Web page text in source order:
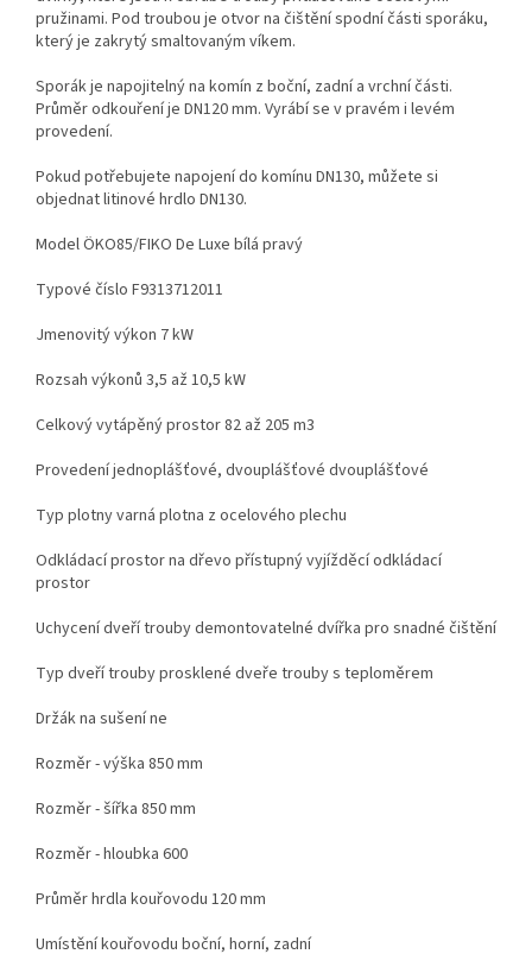
pružinami. Pod troubou je otvor na čištění spodní části sporáku,
který je zakrytý smaltovaným víkem.
Sporák je napojitelný na komín z boční, zadní a vrchní části.
Průměr odkouření je DN120 mm. Vyrábí se v pravém i levém
provedení.
Pokud potřebujete napojení do komínu DN130, můžete si
objednat litinové hrdlo DN130.
Model ÖKO85/FIKO De Luxe bílá pravý
Typové číslo F9313712011
Jmenovitý výkon 7 kW
Rozsah výkonů 3,5 až 10,5 kW
Celkový vytápěný prostor 82 až 205 m3
Provedení jednoplášťové, dvouplášťové dvouplášťové
Typ plotny varná plotna z ocelového plechu
Odkládací prostor na dřevo přístupný vyjížděcí odkládací
prostor
Uchycení dveří trouby demontovatelné dvířka pro snadné čištění
Typ dveří trouby prosklené dveře trouby s teploměrem
Držák na sušení ne
Rozměr - výška 850 mm
Rozměr - šířka 850 mm
Rozměr - hloubka 600
Průměr hrdla kouřovodu 120 mm
Umístění kouřovodu boční, horní, zadní